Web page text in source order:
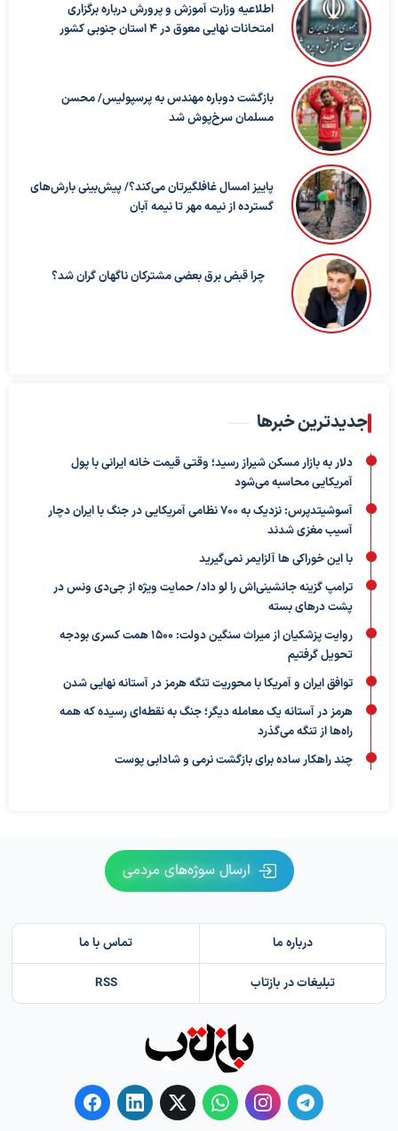
اطلاعیه وزارت آموزش و پرورش درباره برگزاری
امتحانات نهایی معوق در ۴ استان جنوبی کشور
بازگشت دوباره مهندس به پرسپولیس/ محسن
مسلمان سرخ‌پوش شد
پاییز امسال غافلگیرتان می‌کند؟/ پیش‌بینی بارش‌های
گسترده از نیمه مهر تا نیمه آبان
چرا قبض برق بعضی مشترکان ناگهان گران شد؟
جدیدترین خبرها
دلار به بازار مسکن شیراز رسید؛ وقتی قیمت خانه ایرانی با پول
آمریکایی محاسبه می‌شود
آسوشیتدپرس: نزدیک به ۷۰۰ نظامی آمریکایی در جنگ با ایران دچار
آسیب مغزی شدند
با این خوراکی ها آلزایمر نمی‌گیرید
ترامپ گزینه جانشینی‌اش را لو داد/ حمایت ویژه از جی‌دی ونس در
پشت درهای بسته
روایت پزشکیان از میراث سنگین دولت: ۱۵۰۰ همت کسری بودجه
تحویل گرفتیم
توافق ایران و آمریکا با محوریت تنگه هرمز در آستانه نهایی شدن
هرمز در آستانه یک معامله دیگر؛ جنگ به نقطه‌ای رسیده که همه
راه‌ها از تنگه می‌گذرد
چند راهکار ساده برای بازگشت نرمی و شادابی پوست
ارسال سوژه‌های مردمی
درباره ما تماس با ما
تبلیغات در بازتاب RSS